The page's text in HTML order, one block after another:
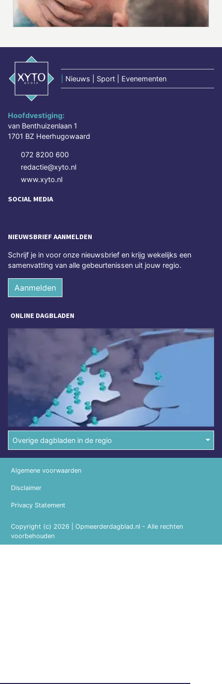
Nieuws | Sport | Evenementen
Hoofdvestiging:
van Benthuizenlaan 1
1701 BZ Heerhugowaard
072 8200 600
redactie@xyto.nl
www.xyto.nl
SOCIAL MEDIA
NIEUWSBRIEF AANMELDEN
Schrijf je in voor onze nieuwsbrief en krijg wekelijks een
samenvatting van alle gebeurtenissen uit jouw regio.
Aanmelden
ONLINE DAGBLADEN
Overige dagbladen in de regio
Copyright (c) 2026 | Opmeerderdagblad.nl - Alle rechten
voorbehouden
Algemene voorwaarden
Disclaimer
Privacy Statement